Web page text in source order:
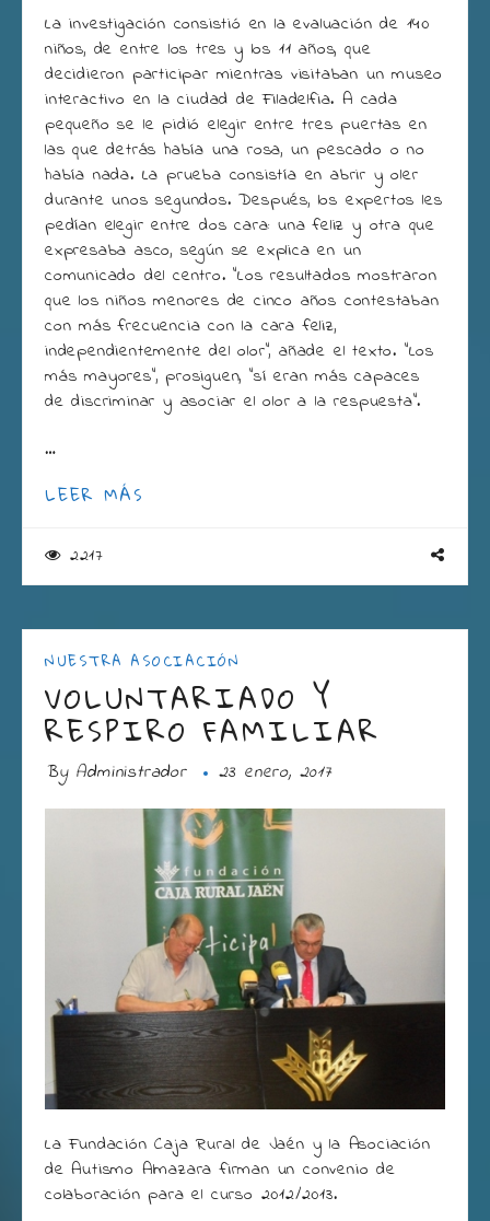
La investigación consistió en la evaluación de 140
niños, de entre los tres y los 11 años, que
decidieron participar mientras visitaban un museo
interactivo en la ciudad de Filadelfia. A cada
pequeño se le pidió elegir entre tres puertas en
las que detrás había una rosa, un pescado o no
había nada. La prueba consistía en abrir y oler
durante unos segundos. Después, los expertos les
pedían elegir entre dos cara: una feliz y otra que
expresaba asco, según se explica en un
comunicado del centro. “Los resultados mostraron
que los niños menores de cinco años contestaban
con más frecuencia con la cara feliz,
independientemente del olor”, añade el texto. “Los
más mayores”, prosiguen, “sí eran más capaces
de discriminar y asociar el olor a la respuesta”.
…
LEER MÁS
2217
NUESTRA ASOCIACIÓN
VOLUNTARIADO Y
RESPIRO FAMILIAR
By Administrador 23 enero, 2017
La Fundación Caja Rural de Jaén y la Asociación
de Autismo Almazara firman un convenio de
colaboración para el curso 2012/2013.